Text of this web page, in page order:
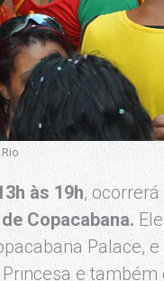
às 19h, ocorrerá
Copacabana. Ele
Palace, e
e também